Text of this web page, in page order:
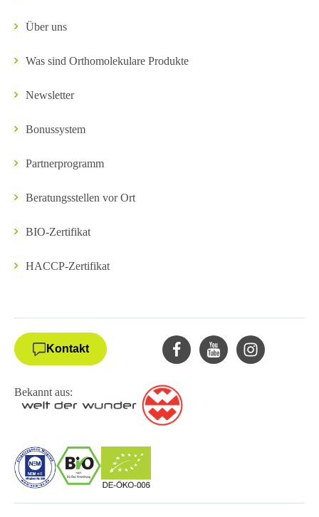
Über uns
Was sind Orthomolekulare Produkte
Newsletter
Bonussystem
Partnerprogramm
Beratungsstellen vor Ort
BIO-Zertifikat
HACCP-Zertifikat
Kontakt
Bekannt aus: